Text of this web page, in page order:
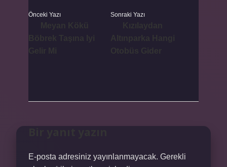
Önceki Yazı Sonraki Yazı
E-posta adresiniz yayınlanmayacak. Gerekli